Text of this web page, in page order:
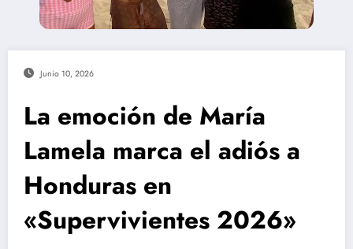
Junio 10, 2026
La emoción de María
Lamela marca el adiós a
Honduras en
«Supervivientes 2026»